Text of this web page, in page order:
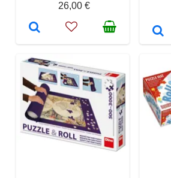
26,00 €